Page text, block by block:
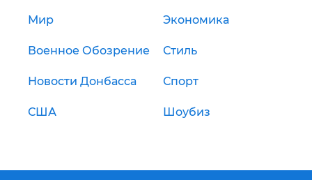
Мир Экономика
Военное Обозрение Стиль
Новости Донбасса Спорт
США Шоубиз